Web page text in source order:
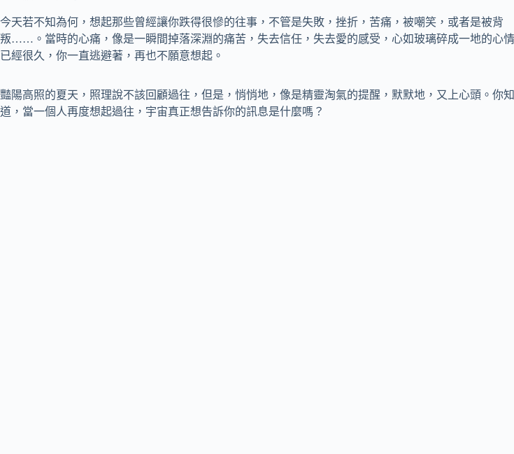
今天若不知為何，想起那些曾經讓你跌得很慘的往事，不管是失敗，挫折，苦痛，被嘲笑，或者是被背
叛……。當時的心痛，像是一瞬間掉落深淵的痛苦，失去信任，失去愛的感受，心如玻璃碎成一地的心情
已經很久，你一直逃避著，再也不願意想起。
豔陽高照的夏天，照理說不該回顧過往，但是，悄悄地，像是精靈淘氣的提醒，默默地，又上心頭。你知
道，當一個人再度想起過往，宇宙真正想告訴你的訊息是什麼嗎？